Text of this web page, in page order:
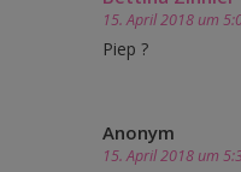
15. April 2018 um
Piep ?
Anonym
15. April 2018 um